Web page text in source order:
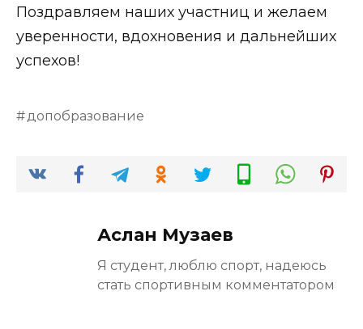
Поздравляем наших участниц и желаем
уверенности, вдохновения и дальнейших
успехов!
допобразование
Аслан Музаев
Я студент, люблю спорт, надеюсь
стать спортивным комментатором